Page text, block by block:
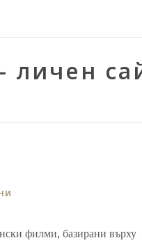
личен
филми, базирани върху